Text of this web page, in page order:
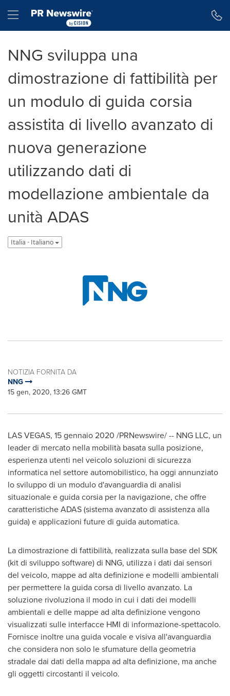
Hamburger menu
NNG sviluppa una
dimostrazione di fattibilità per
un modulo di guida corsia
assistita di livello avanzato di
nuova generazione
utilizzando dati di
modellazione ambientale da
unità ADAS
Italia - Italiano
NOTIZIA FORNITA DA
NNG
15 gen, 2020, 13:26 GMT
LAS VEGAS, 15 gennaio 2020 /PRNewswire/ -- NNG LLC, un
leader di mercato nella mobilità basata sulla posizione,
esperienza utenti nel veicolo soluzioni di sicurezza
informatica nel settore automobilistico, ha oggi annunziato
lo sviluppo di un modulo d'avanguardia di analisi
situazionale e guida corsia per la navigazione, che offre
caratteristiche ADAS (sistema avanzato di assistenza alla
guida) e applicazioni future di guida automatica.
La dimostrazione di fattibilità, realizzata sulla base del SDK
(kit di sviluppo software) di NNG, utilizza i dati dai sensori
del veicolo, mappe ad alta definizione e modelli ambientali
per permettere la guida corsa di livello avanzato. La
soluzione rivoluziona il modo in cui i dati dei modelli
ambientali e delle mappe ad alta definizione vengono
visualizzati sulle interfacce HMI di informazione-spettacolo.
Fornisce inoltre una guida vocale e visiva all'avanguardia
che considera non solo le sfumature della geometria
stradale dai dati della mappa ad alta definizione, ma anche
gli oggetti circostanti il veicolo.